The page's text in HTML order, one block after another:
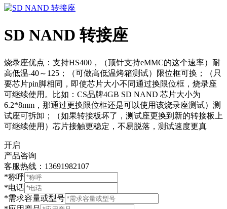
SD NAND 转接座
烧录座优点：支持HS400，（顶针支持eMMC的这个速率）耐
高低温-40～125；（可做高低温烤箱测试）限位框可换；（只
要芯片pin脚相同，即使芯片大小不同通过换限位框，烧录座
可继续使用。比如：CS品牌4GB SD NAND 芯片大小为
6.2*8mm，那通过更换限位框还是可以使用该烧录座测试）测
试座可拆卸；（如果转接板坏了，测试座更换到新的转接板上
可继续使用）芯片接触更稳定，不易脱落，测试速度更真
开启
产品咨询
客服热线：13691982107
*称呼
*电话
*需求容量或型号